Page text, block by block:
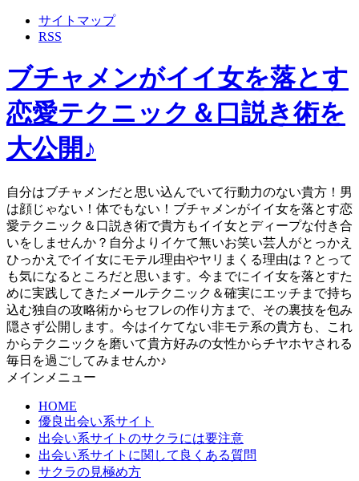
サイトマップ
RSS
ブチャメンがイイ女を落とす
恋愛テクニック＆口説き術を
大公開♪
自分はブチャメンだと思い込んでいて行動力のない貴方！男
は顔じゃない！体でもない！ブチャメンがイイ女を落とす恋
愛テクニック＆口説き術で貴方もイイ女とディープな付き合
いをしませんか？自分よりイケて無いお笑い芸人がとっかえ
ひっかえでイイ女にモテル理由やヤリまくる理由は？とって
も気になるところだと思います。今までにイイ女を落とすた
めに実践してきたメールテクニック＆確実にエッチまで持ち
込む独自の攻略術からセフレの作り方まで、その裏技を包み
隠さず公開します。今はイケてない非モテ系の貴方も、これ
からテクニックを磨いて貴方好みの女性からチヤホヤされる
毎日を過ごしてみませんか♪
メインメニュー
HOME
優良出会い系サイト
出会い系サイトのサクラには要注意
出会い系サイトに関して良くある質問
サクラの見極め方